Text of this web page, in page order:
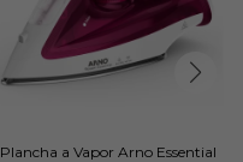
Plancha a Vapor Arno Essential